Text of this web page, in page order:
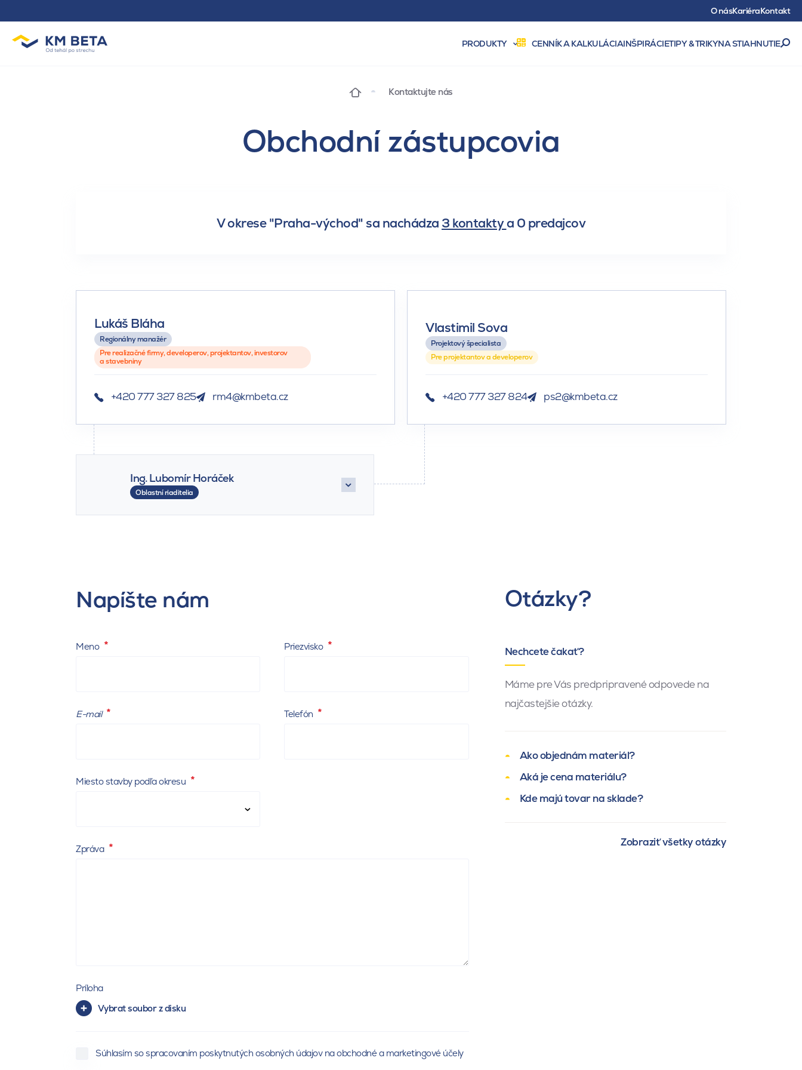
O násKariéraKontakt
PRODUKTY CENNÍK A KALKULÁCIAINŠPIRÁCIETIPY & TRIKYNA STIAHNUTIE
Kontaktujte nás
Obchodní zástupcovia
V okrese "Praha-východ" sa nachádza 3 kontaktya 0 predajcov
Lukáš Bláha
Regionálny manažér
Pre realizačné firmy, developerov, projektantov, investorov
a stavebniny
+420 777 327 825 rm4@kmbeta.cz
Vlastimil Sova
Projektový špecialista
Pre projektantov a developerov
+420 777 327 824 ps2@kmbeta.cz
Ing. Lubomír Horáček
Oblastní riaditelia
Napíšte nám
Meno Priezvisko
E-mail Telefón
Miesto stavby podľa okresu
Zpráva
Príloha
Vybrat soubor z disku
Súhlasím so spracovaním poskytnutých osobných údajov na obchodné a marketingové účely
Otázky?
Nechcete čakať?
Máme pre Vás predpripravené odpovede na
najčastejšie otázky.
Ako objednám materiál?
Aká je cena materiálu?
Kde majú tovar na sklade?
Zobraziť všetky otázky